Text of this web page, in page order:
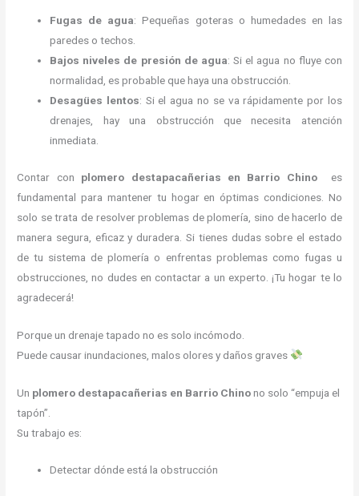
Fugas de agua: Pequeñas goteras o humedades en las
paredes o techos.
Bajos niveles de presión de agua: Si el agua no fluye con
normalidad, es probable que haya una obstrucción.
Desagües lentos: Si el agua no se va rápidamente por los
drenajes, hay una obstrucción que necesita atención
inmediata.
Contar con plomero destapacañerias en Barrio Chino
es
fundamental para mantener tu hogar en óptimas condiciones. No
solo se trata de resolver problemas de plomería, sino de hacerlo de
manera segura, eficaz y duradera. Si tienes dudas sobre el estado
de tu sistema de plomería o enfrentas problemas como fugas u
obstrucciones, no dudes en contactar a un experto. ¡Tu hogar te lo
agradecerá!
Porque un drenaje tapado no es solo incómodo.
Puede causar inundaciones, malos olores y daños graves
Un plomero destapacañerias en Barrio Chinono solo “empuja el
tapón”.
Su trabajo es:
Detectar dónde está la obstrucción